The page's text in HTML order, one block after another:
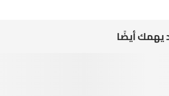
يهمك أيضًا